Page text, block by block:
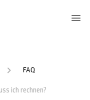
FAQ
ich rechnen?